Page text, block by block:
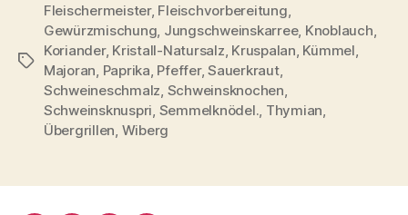
Schlagwörter
Fleischermeister, Fleischvorbereitung
Gewürzmischung Jungschweinskarree, Knoblauch
Koriander, Kristall-Natursalz Kruspalan Kümmel
Majoran Paprika Pfeffer,Sauerkraut,
Schweineschmalz Schweinsknochen
Schweinsknuspri Semmelknödel. Thymian
Übergrillen Wiberg